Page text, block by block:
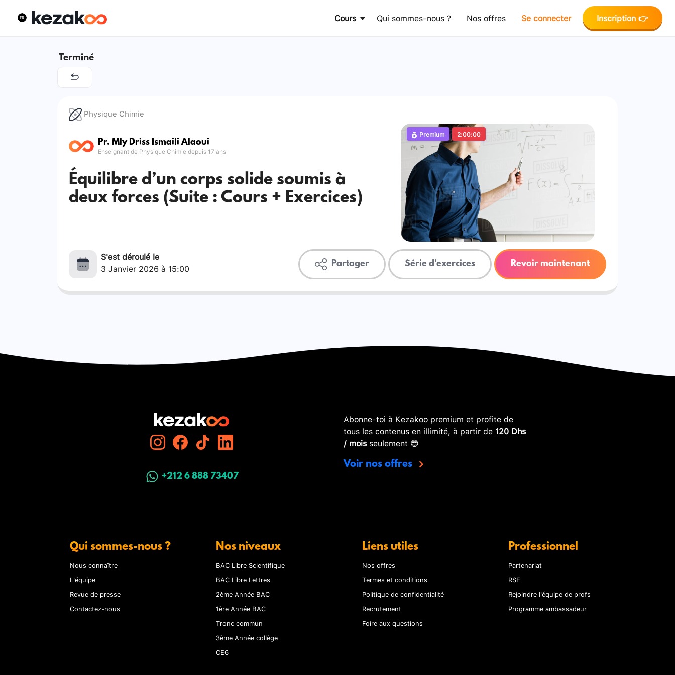
Cours Qui sommes-nous ? Nos offres Se connecter Inscription 👉
Terminé
Physique Chimie
Pr. Mly Driss Ismaili Alaoui
Enseignant de Physique Chimie depuis 17 ans
Équilibre d’un corps solide soumis à
deux forces (Suite : Cours + Exercices)
Premium 2:00:00
S'est déroulé le
3 Janvier 2026 à 15:00
Partager Série d'exercices Revoir maintenant
+212 6 888 73407
Abonne-toi à Kezakoo premium et profite de
tous les contenus en illimité, à partir de 120 Dhs
/ moisseulement 😎
Voir nos offres
Qui sommes-nous ?
Nous connaître
L'équipe
Revue de presse
Contactez-nous
Nos niveaux
BAC Libre Scientifique
BAC Libre Lettres
2ème Année BAC
1ère Année BAC
Tronc commun
3ème Année collège
CE6
Liens utiles
Nos offres
Termes et conditions
Politique de confidentialité
Recrutement
Foire aux questions
Professionnel
Partenariat
RSE
Rejoindre l'équipe de profs
Programme ambassadeur